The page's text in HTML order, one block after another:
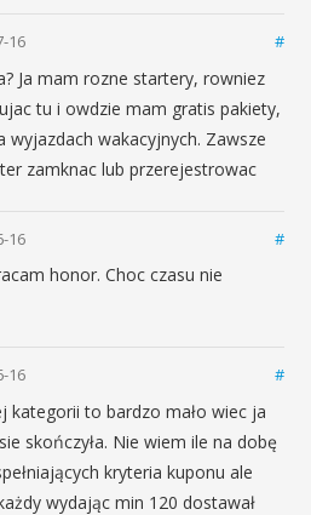
16 #
Ja mam rozne startery, rowniez
tu i owdzie mam gratis pakiety,
wyjazdach wakacyjnych. Zawsze
zamknac lub przerejestrowac
16 #
honor. Choc czasu nie
16 #
kategorii to bardzo mało wiec ja
skończyła. Nie wiem ile na dobę
kryteria kuponu ale
wydając min 120 dostawał